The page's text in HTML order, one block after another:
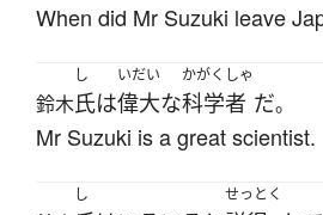
When did Mr Suzuki leave
鈴木
し
氏は
いだい
偉大な
かがくしゃ
科学者 だ。
Mr Suzuki is a great scientist.
し せっとく